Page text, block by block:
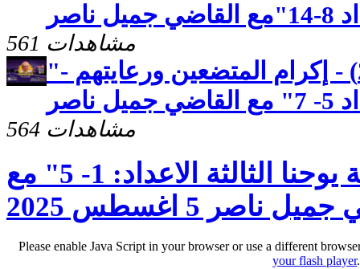
561 مشاهدات
"رسالة بطرس الاولى (25) - إكرام المتضعين ورعايتهم -
564 مشاهدات
كنوز مخفيّه "رسالة يوحنا الثالثة الاعداد: 1- 5" مع
5 اغسطس 2025
Please enable Java Script in your browser or use a different
your flash player.